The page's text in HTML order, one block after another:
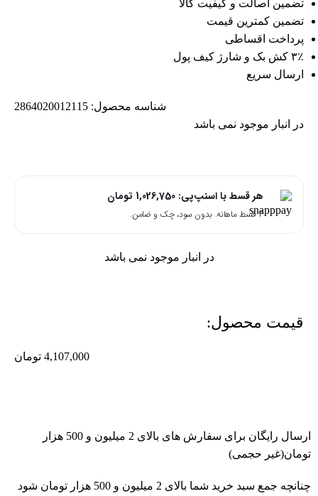
تضمین اصالت و کیفیت کالا
تضمین کمترین قیمت
پرداخت اقساطی
۳٪ کش بک و شارژ کیف پول
ارسال سریع
شناسه محصول: 2864020012115
در انبار موجود نمی باشد
هر قسط با اسنپ‌پی: 1,026,750 تومان
۴ قسط ماهانه. بدون سود، چک و ضامن.
در انبار موجود نمی باشد
قیمت محصول:​
4,107,000 تومان
ارسال رایگان برای سفارش های بالای 2 میلیون و 500 هزار
تومان(غیر حجمی)
چنانچه جمع سبد خرید شما بالای 2 میلیون و 500 هزار تومان شود